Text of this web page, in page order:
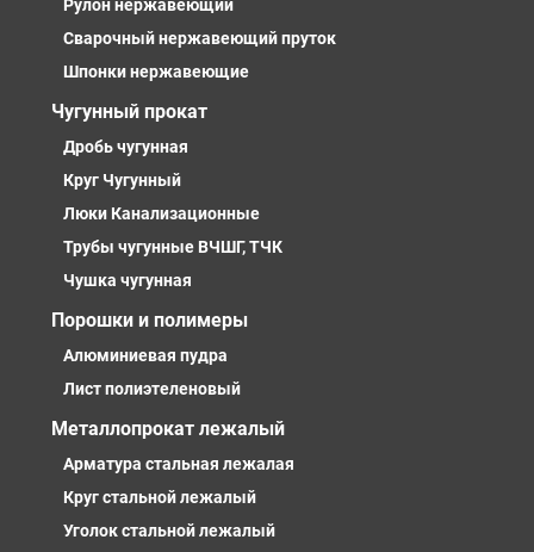
Рулон нержавеющий
Сварочный нержавеющий пруток
Шпонки нержавеющие
Чугунный прокат
Дробь чугунная
Круг Чугунный
Люки Канализационные
Трубы чугунные ВЧШГ, ТЧК
Чушка чугунная
Порошки и полимеры
Алюминиевая пудра
Лист полиэтеленовый
Металлопрокат лежалый
Арматура стальная лежалая
Круг стальной лежалый
Уголок стальной лежалый